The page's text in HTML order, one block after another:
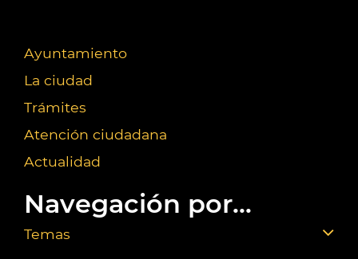
Ayuntamiento
La ciudad
Trámites
Atención ciudadana
Actualidad
Navegación por...
Temas